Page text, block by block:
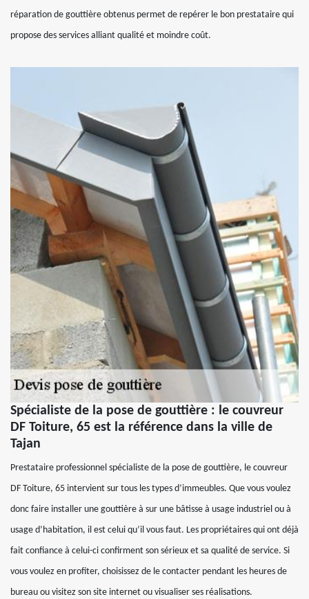
réparation de gouttière obtenus permet de repérer le bon prestataire qui
propose des services alliant qualité et moindre coût.
Spécialiste de la pose de gouttière : le couvreur
DF Toiture, 65 est la référence dans la ville de
Tajan
Prestataire professionnel spécialiste de la pose de gouttière, le couvreur
DF Toiture, 65 intervient sur tous les types d’immeubles. Que vous voulez
donc faire installer une gouttière à sur une bâtisse à usage industriel ou à
usage d’habitation, il est celui qu’il vous faut. Les propriétaires qui ont déjà
fait confiance à celui-ci confirment son sérieux et sa qualité de service. Si
vous voulez en profiter, choisissez de le contacter pendant les heures de
bureau ou visitez son site internet ou visualiser ses réalisations.